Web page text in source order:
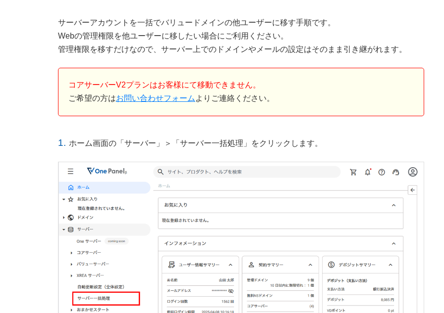
サーバーアカウントを一括でバリュードメインの他ユーザーに移す手順です。
Webの管理権限を他ユーザーに移したい場合にご利用ください。
管理権限を移すだけなので、サーバー上でのドメインやメールの設定はそのまま引き継がれます。
コアサーバーV2プランはお客様にて移動できません。
ご希望の方はお問い合わせフォーム よりご連絡ください。
1. ホーム画面の「サーバー」＞「サーバー一括処理」をクリックします。